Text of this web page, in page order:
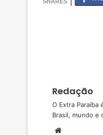
Redação
O Extra
Brasil, mundo e